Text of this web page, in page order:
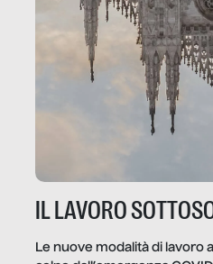
IL LAVORO
Le nuove modalità di lavoro